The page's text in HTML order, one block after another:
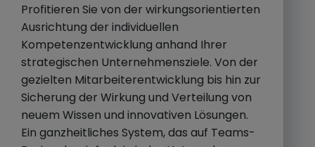
Profitieren Sie von der wirkungsorientierten
Ausrichtung der individuellen
Kompetenzentwicklung anhand Ihrer
strategischen Unternehmensziele. Von der
gezielten Mitarbeiterentwicklung bis hin zur
Sicherung der Wirkung und Verteilung von
neuem Wissen und innovativen Lösungen.
Ein ganzheitliches System, das auf Teams-